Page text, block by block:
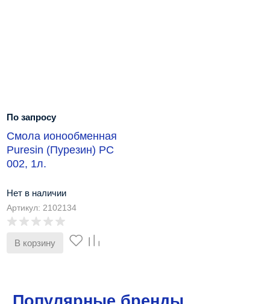
По запросу
Смола ионообменная
Puresin (Пурезин) РС
002, 1л.
Нет в наличии
Артикул: 2102134
В корзину